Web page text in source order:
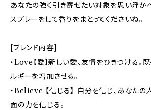
あなたの強く引き寄せたい対象を思い浮か
スプレーをして香りをまとってくださいね。
[ブレンド内容]
・Love【愛】新しい愛、友情をひきつける。
ルギーを増加させる。
・Believe 【信じる】 自分を信じ、あなたの
面の力を信じる。